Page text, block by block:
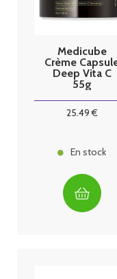
Medicube
Crème
Deep Vita C
55g
25.49€
En stock